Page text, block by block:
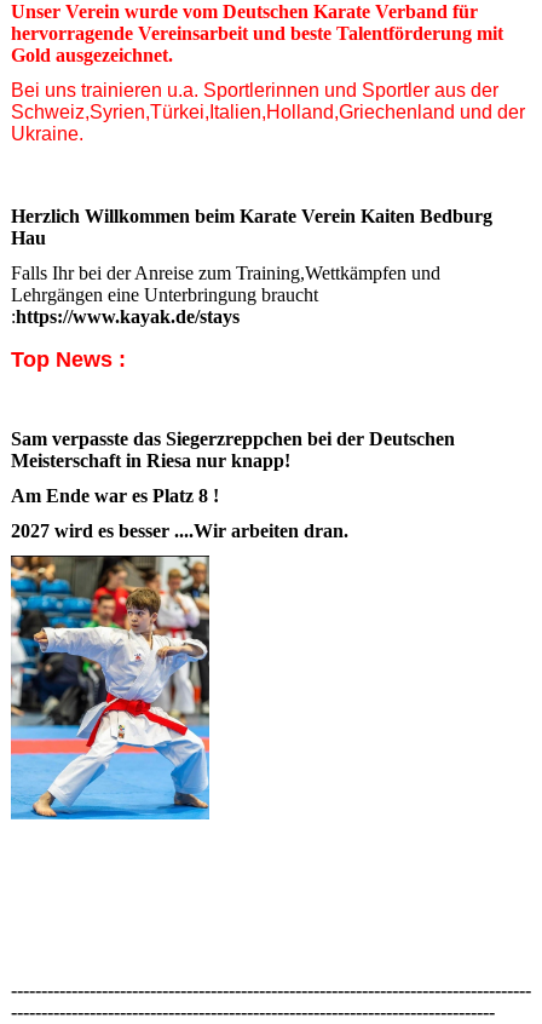
Unser Verein wurde vom Deutschen Karate Verband für
hervorragende Vereinsarbeit und beste Talentförderung mit
Gold ausgezeichnet.
Bei uns trainieren u.a. Sportlerinnen und Sportler aus der
Schweiz,Syrien,Türkei,Italien,Holland,Griechenland und der
Ukraine.
Herzlich Willkommen beim Karate Verein Kaiten Bedburg
Hau
Falls Ihr bei der Anreise zum Training,Wettkämpfen und
Lehrgängen eine Unterbringung braucht
:https://www.kayak.de/stays
Top News :
Sam verpasste das Siegerzreppchen bei der Deutschen
Meisterschaft in Riesa nur knapp!
Am Ende war es Platz 8 !
2027 wird es besser ....Wir arbeiten dran.
--------------------------------------------------------------------------------------
--------------------------------------------------------------------------------